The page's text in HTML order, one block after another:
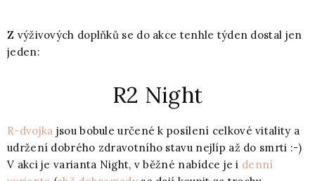
Z výživových doplňků se do akce tenhle týden dostal jen
jeden:
R2 Night
R-dvojka jsou bobule určené k posílení celkové vitality a
udržení dobrého zdravotního stavu nejlíp až do smrti :-)
V akci je varianta Night, v běžné nabídce je i denní